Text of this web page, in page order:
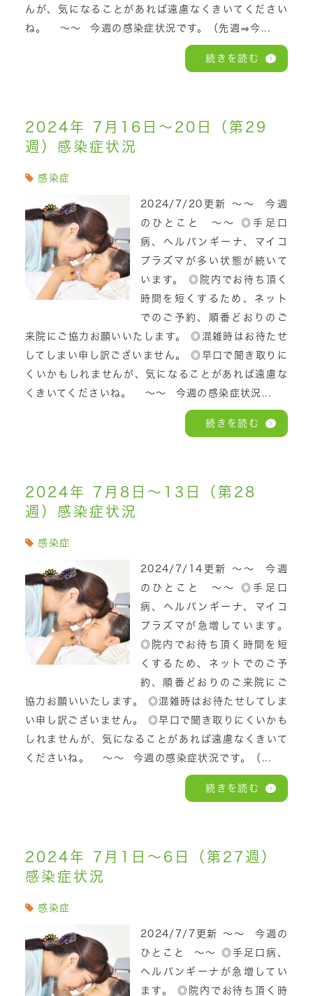
んが、気になることがあれば遠慮なくきいてください
ね。 ～～ 今週の感染症状況です。（先週⇒今...
続きを読む
2024年 7月16日～20日（第29
週）感染症状況
感染症
2024/7/20更新 ～～ 今週
のひとこと ～～ ◎手足口
病、ヘルパンギーナ、マイコ
プラズマが多い状態が続いて
います。 ◎院内でお待ち頂く
時間を短くするため、ネット
でのご予約、順番どおりのご
来院にご協力お願いいたします。 ◎混雑時はお待たせ
してしまい申し訳ございません。 ◎早口で聞き取りに
くいかもしれませんが、気になることがあれば遠慮な
くきいてくださいね。 ～～ 今週の感染症状況...
続きを読む
2024年 7月8日～13日（第28
週）感染症状況
感染症
2024/7/14更新 ～～ 今週
のひとこと ～～ ◎手足口
病、ヘルパンギーナ、マイコ
プラズマが急増しています。
◎院内でお待ち頂く時間を短
くするため、ネットでのご予
約、順番どおりのご来院にご
協力お願いいたします。 ◎混雑時はお待たせしてしま
い申し訳ございません。 ◎早口で聞き取りにくいかも
しれませんが、気になることがあれば遠慮なくきいて
くださいね。 ～～ 今週の感染症状況です。（...
続きを読む
2024年 7月1日～6日（第27週）
感染症状況
感染症
2024/7/7更新 ～～ 今週の
ひとこと ～～ ◎手足口病、
ヘルパンギーナが急増してい
ます。 ◎院内でお待ち頂く時